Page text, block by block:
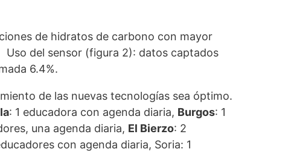
de hidratos de carbono con mayor
Uso del sensor (figura 2): datos captados
6.4%.
de las nuevas tecnologías sea óptimo.
: 1 educadora con agenda diaria, Burgos: 1
una agenda diaria, El Bierzo: 2
con agenda diaria, Soria: 1